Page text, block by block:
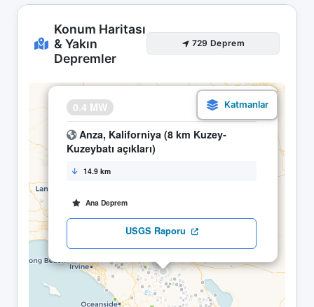
Konum Haritası
& Yakın
Depremler
729 Deprem
0.4 MW 17.05 09:49
Anza, Kaliforniya (8 km Kuzey-
Kuzeybatı açıkları)
14.9 km
Ana Deprem
USGS Raporu
×